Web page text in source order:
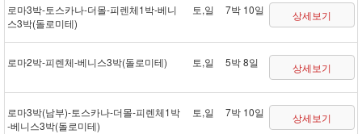
로마 3박 - 토스카나 - 더몰 - 피렌체 1박 - 베니
스 3박(돌로미테)
토,일 7박 10일 상세보기
로마 2박 - 피렌체 - 베니스 3박(돌로미테) 토,일 5박 8일 상세보기
로마 3박(남부) - 토스카나 - 더몰 - 피렌체 1박
- 베니스 3박(돌로미테)
토,일 7박 10일 상세보기